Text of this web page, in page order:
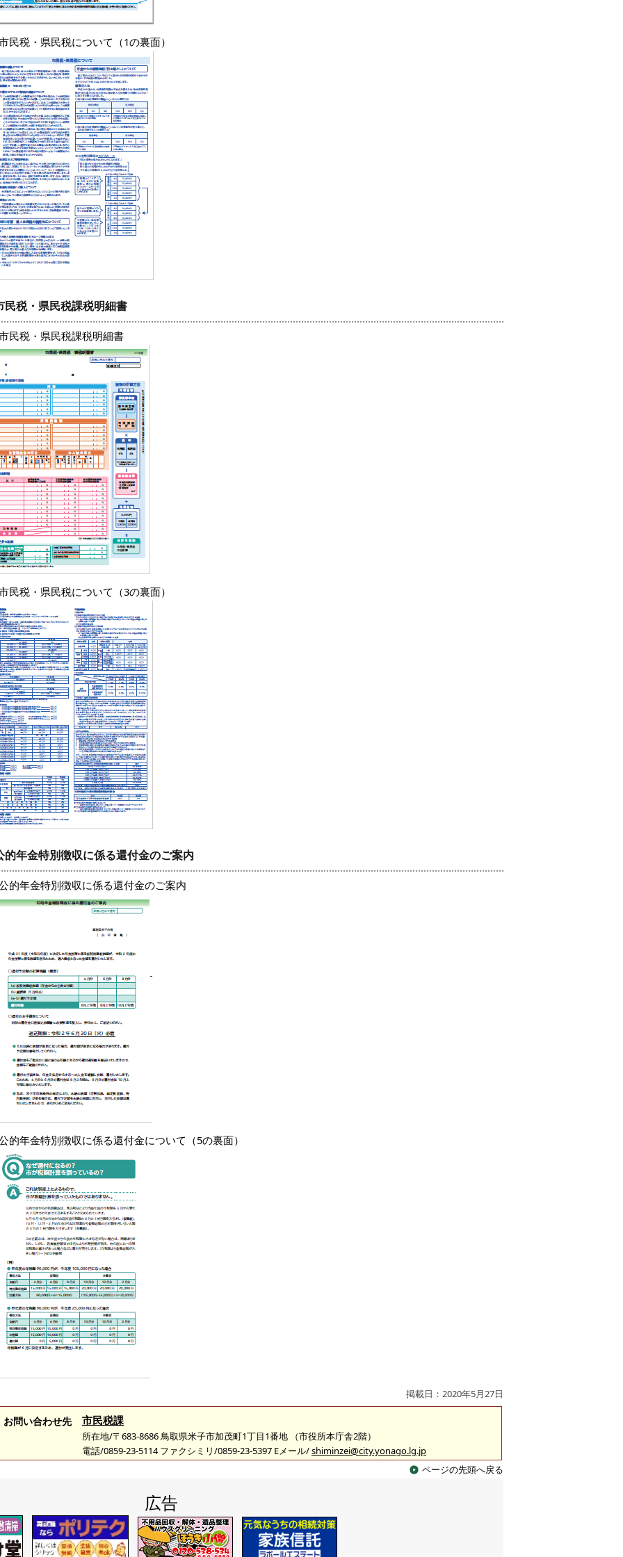
民税・県民税について（1の裏面）
民税・県民税課税明細書
民税・県民税課税明細書
民税・県民税について（3の裏面）
的年金特別徴収に係る還付金のご案内
的年金特別徴収に係る還付金のご案内
的年金特別徴収に係る還付金について（5の裏面）
掲載日：2020年5月27日
お問い合わせ先 市民税課
所在地/〒683-8686 鳥取県米子市加茂町1丁目1番地 （市役所本庁舎2階）
電話/0859-23-5114 ファクシミリ/0859-23-5397 Eメール/shiminzei@city.yonago.lg.jp
ページの先頭へ戻る
広告